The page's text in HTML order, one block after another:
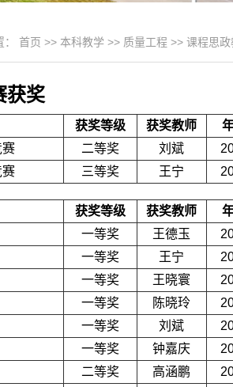
： 首页 >> 本科教学 >> 质量工程 >> 课程思
获奖
获奖等级 获奖教师
二等奖 刘斌
三等奖 王宁
获奖等级 获奖教师
一等奖 王德玉
一等奖 王宁
一等奖 王晓寰
一等奖 陈晓玲
一等奖 刘斌
一等奖 钟嘉庆
二等奖 高涵鹏